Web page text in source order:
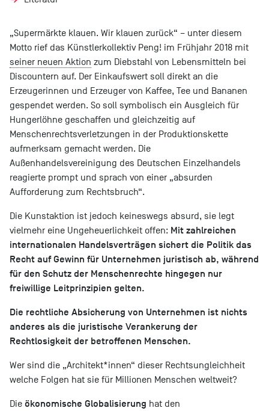
„Supermärkte klauen. Wir klauen zurück“ – unter diesem
Motto rief das Künstlerkollektiv Peng! im Frühjahr 2018 mit
seiner neuen Aktion zum Diebstahl von Lebensmitteln bei
Discountern auf. Der Einkaufswert soll direkt an die
Erzeugerinnen und Erzeuger von Kaffee, Tee und Bananen
gespendet werden. So soll symbolisch ein Ausgleich für
Hungerlöhne geschaffen und gleichzeitig auf
Menschenrechtsverletzungen in der Produktionskette
aufmerksam gemacht werden. Die
Außenhandelsvereinigung des Deutschen Einzelhandels
reagierte prompt und sprach von einer „absurden
Aufforderung zum Rechtsbruch“.
Die Kunstaktion ist jedoch keineswegs absurd, sie legt
vielmehr eine Ungeheuerlichkeit offen: Mit zahlreichen
internationalen Handelsverträgen sichert die Politik das
Recht auf Gewinn für Unternehmen juristisch ab, während
für den Schutz der Menschenrechte hingegen nur
freiwillige Leitprinzipien gelten.
Die rechtliche Absicherung von Unternehmen ist nichts
anderes als die juristische Verankerung der
Rechtlosigkeit der betroffenen Menschen.
Wer sind die „Architekt*innen“ dieser Rechtsungleichheit
welche Folgen hat sie für Millionen Menschen weltweit?
Die ökonomische Globalisierung hat den